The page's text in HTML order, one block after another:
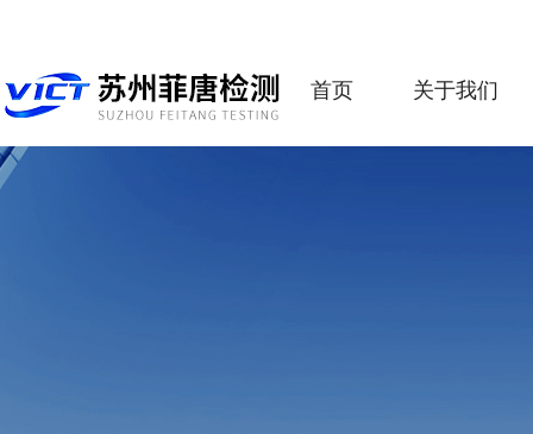
首页 关于我们